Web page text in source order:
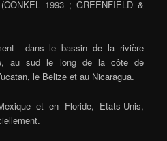
1993 ; GREENFIELD &
dans le bassin de la rivière
au sud le long de la côte de
le Belize et au Nicaragua.
et en Floride, Etats-Unis,